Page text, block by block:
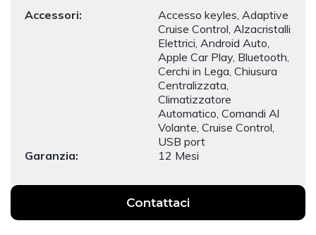
Accessori:
Accesso keyles, Adaptive
Cruise Control, Alzacristalli
Elettrici, Android Auto,
Apple Car Play, Bluetooth,
Cerchi in Lega, Chiusura
Centralizzata,
Climatizzatore
Automatico, Comandi Al
Volante, Cruise Control,
USB port
Garanzia:
12 Mesi
Contattaci